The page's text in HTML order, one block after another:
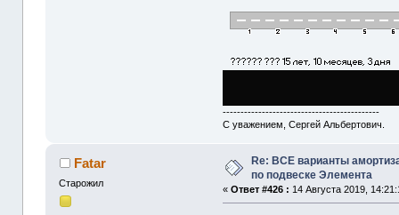
--------------------------------------------
С уважением, Сергей Альбертович.
Fatar
Старожил
Re: ВСЕ варианты
по подвеске Элемента
«Ответ #426 : 14 Августа 2019,